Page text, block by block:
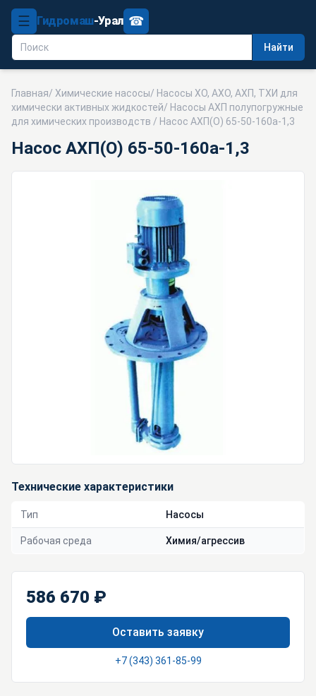
☰ Гидромаш-Урал
Найти
☎
Главная/ Химические насосы/ Насосы ХО, АХО, АХП, ТХИ для
химически активных жидкостей/ Насосы АХП полупогружные
для химических производств / Насос АХП(О) 65-50-160а-1,3
Насос АХП(О) 65-50-160а-1,3
Технические характеристики
Тип Насосы
Рабочая среда Химия/агрессив
586 670 ₽
Оставить заявку
+7 (343) 361-85-99